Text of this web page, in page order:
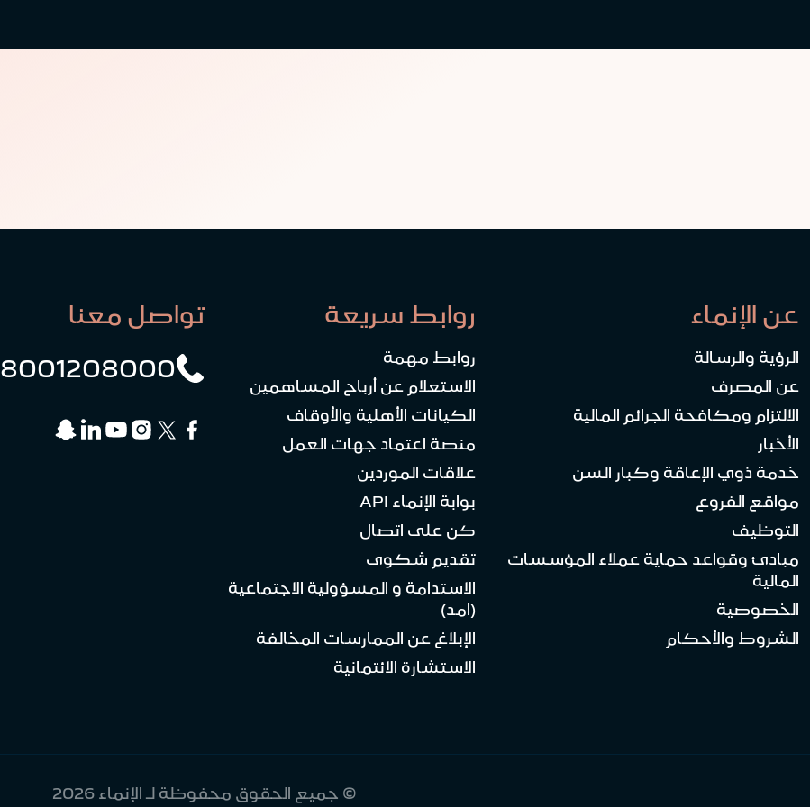
عن الإنماء
الرؤية والرسالة
عن المصرف
الالتزام ومكافحة الجرائم المالية
الأخبار
خدمة ذوي الإعاقة وكبار السن
مواقع الفروع
التوظيف
مبادئ وقواعد حماية عملاء المؤسسات
المالية
الخصوصية
الشروط والأحكام
روابط سريعة
روابط مهمة
الاستعلام عن أرباح المساهمين
الكيانات الأهلية والأوقاف
منصة اعتماد جهات العمل
علاقات الموردين
بوابة الإنماء API
كن على اتصال
تقديم شكوى
الاستدامة و المسؤولية الاجتماعية
(امد)
الإبلاغ عن الممارسات المخالفة
الاستشارة الائتمانية
تواصل معنا
8001208000
© جميع الحقوق محفوظة لـ الإنماء 2026